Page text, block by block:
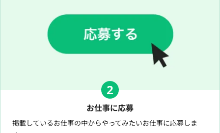
2
お仕事に応募
掲載しているお仕事の中からやってみたいお仕事に応募しま